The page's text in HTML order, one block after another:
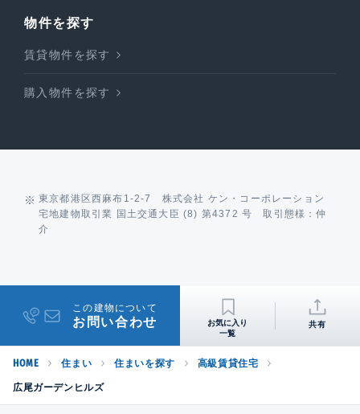
物件を探す
賃貸物件を探す
購入物件を探す
東京都港区西麻布1-2-7 株式会社 ケン・コーポレーション
宅地建物取引業 国土交通大臣 (8) 第4372 号 取引態様：仲
介
この建物について
お問い合わせ 共有
HOME 住まい 住まいを探す 高級賃貸住宅
広尾ガーデンヒルズ